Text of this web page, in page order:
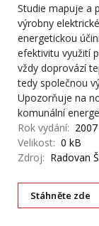
Studie mapuje a
výrobny
energetickou
efektivitu využití
vždy doprovází
tedy společnou
Upozorňuje na
komunální
Rok vydání: 2007
Velikost: 0 kB
Zdroj: Radovan
Stáhněte zde